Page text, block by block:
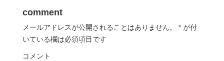
comment
メールアドレスが公開されることはありません。 * が付
いている欄は必須項目です
コメント